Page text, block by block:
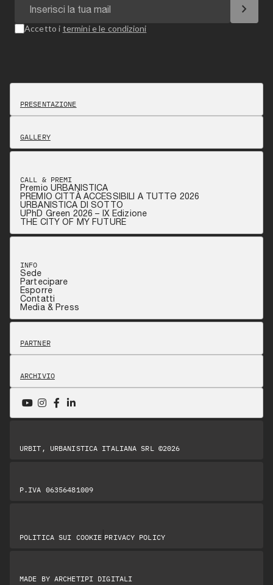
chevron_right
Accetto i termini e le condizioni
PRESENTAZIONE
GALLERY
CALL & PREMI
Premio URBANISTICA
PREMIO CITTÀ ACCESSIBILI A TUTTƏ 2026
URBANISTICA DI SOTTO
UPhD Green 2026 – IX Edizione
THE CITY OF MY FUTURE
INFO
Sede
Partecipare
Esporre
Contatti
Media & Press
PARTNER
ARCHIVIO
URBIT, URBANISTICA ITALIANA SRL ©2026
P.IVA 06356481009
POLITICA SUI COOKIE PRIVACY POLICY
MADE BY ARCHETIPI DIGITALI